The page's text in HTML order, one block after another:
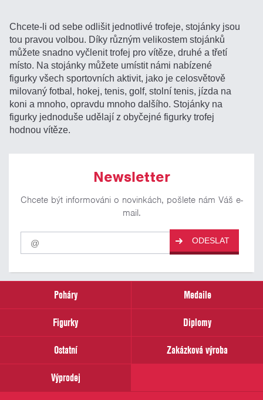
Chcete-li od sebe odlišit jednotlivé trofeje, stojánky jsou
tou pravou volbou. Díky různým velikostem stojánků
můžete snadno vyčlenit trofej pro vítěze, druhé a třetí
místo. Na stojánky můžete umístit námi nabízené
figurky všech sportovních aktivit, jako je celosvětově
milovaný fotbal, hokej, tenis, golf, stolní tenis, jízda na
koni a mnoho, opravdu mnoho dalšího. Stojánky na
figurky jednoduše udělají z obyčejné figurky trofej
hodnou vítěze.
Newsletter
Chcete být informováni o novinkách, pošlete nám Váš e-
mail.
Pro
odběr
našich
email
ODESLAT
Poháry
Medaile
Figurky
Diplomy
Ostatní
Zakázková výroba
Výprodej